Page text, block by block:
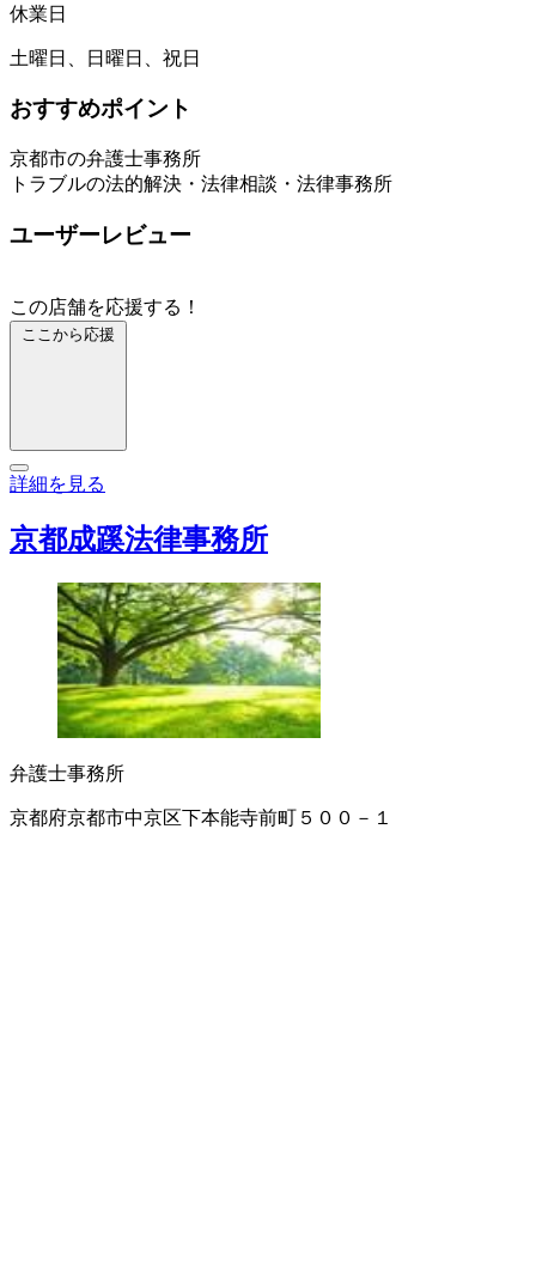
休業日
土曜日、日曜日、祝日
おすすめポイント
京都市の弁護士事務所
トラブルの法的解決・法律相談・法律事務所
ユーザーレビュー
この店舗を応援する！
ここから応援
詳細を見る
京都成蹊法律事務所
弁護士事務所
京都府京都市中京区下本能寺前町５００－１